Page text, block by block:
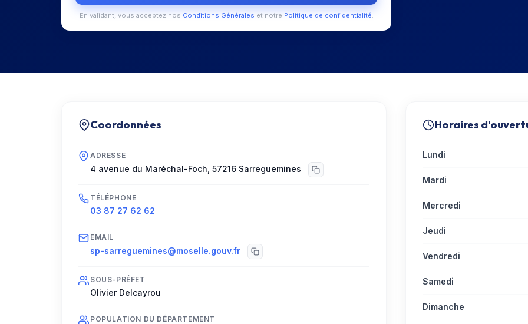
En validant, vous acceptez nos Conditions Générales et notre Politique de confidentialité.
Coordonnées
ADRESSE
4 avenue du Maréchal-Foch 57216 Sarreguemines
TÉLÉPHONE
03 87 27 62 62
EMAIL
sp-sarreguemines@moselle.gouv.fr
SOUS-PRÉFET
Olivier Delcayrou
POPULATION DU DÉPARTEMENT
Horaires
Lundi
Mardi
Mercredi
Jeudi
Vendredi
Samedi
Dimanche